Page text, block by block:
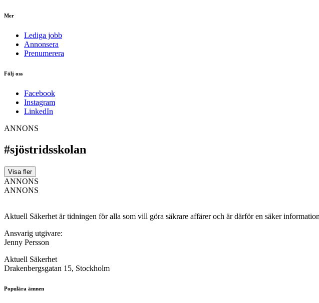
Mer
Lediga jobb
Annonsera
Prenumerera
Följ oss
Facebook
Instagram
LinkedIn
ANNONS
#sjöstridsskolan
Visa fler
ANNONS
ANNONS
Aktuell Säkerhet är tidningen för alla som vill göra säkrare affärer och är därför en säker
Ansvarig utgivare:
Jenny Persson
Aktuell Säkerhet
Drakenbergsgatan 15, Stockholm
Populära ämnen